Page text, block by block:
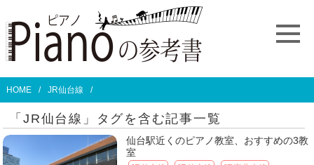
HOME JR仙台線
「JR仙台線」タグを含む記事一覧
仙台駅近くのピアノ教室、おすすめの3教
室